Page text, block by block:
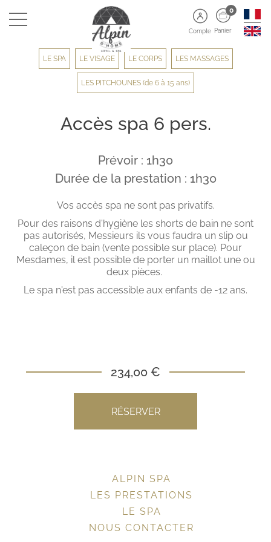
Compte
0
Panier
LE SPA LE VISAGE LE CORPS LES MASSAGES
LES PITCHOUNES (de 6 à 15 ans)
Accès spa 6 pers.
Prévoir : 1h30
Durée de la prestation : 1h30
Vos accès spa ne sont pas privatifs.
Pour des raisons d'hygiène les shorts de bain ne sont
pas autorisés, Messieurs ils vous faudra un slip ou
caleçon de bain (vente possible sur place). Pour
Mesdames, il est possible de porter un maillot une ou
deux pièces.
Le spa n'est pas accessible aux enfants de -12 ans.
RÉSERVER
234,00 €
ALPIN SPA
LES PRESTATIONS
LE SPA
NOUS CONTACTER